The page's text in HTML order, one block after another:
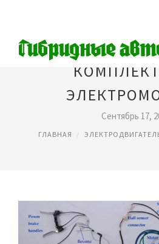
Сентябрь 17,
ГЛАВНАЯ